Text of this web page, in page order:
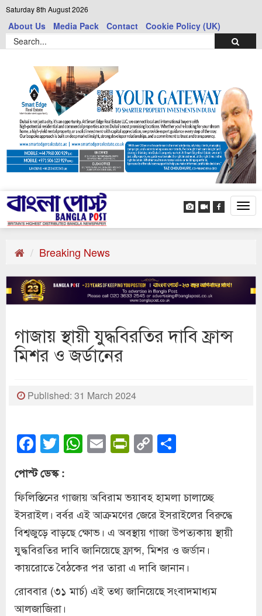
Saturday 8th August 2026
About Us Media Pack Contact Cookie Policy (UK)
Breaking News
গাজায় স্থায়ী যুদ্ধবিরতির দাবি ফ্রান্স
মিশর ও জর্ডানের
Published: 31 March 2024
Facebook
Twitter
WhatsApp
EmailPrintFriendly
Copy
Link
পোস্ট ডেস্ক :
ফিলিস্তিনের গাজায় অবিরাম ভয়াবহ হামলা চালাচ্ছে
ইসরাইল। বর্বর এই আক্রমণের জেরে ইসরাইলের বিরুদ্ধে
বিশ্বজুড়ে বাড়ছে ক্ষোভ। এ অবস্থায় গাজা উপত্যকায় স্থায়ী
যুদ্ধবিরতির দাবি জানিয়েছে ফ্রান্স, মিশর ও জর্ডান।
কায়রোতে বৈঠকের পর তারা এ দাবি জানান।
রোববার (৩১ মার্চ) এই তথ্য জানিয়েছে সংবাদমাধ্যম
আলজাজিরা।